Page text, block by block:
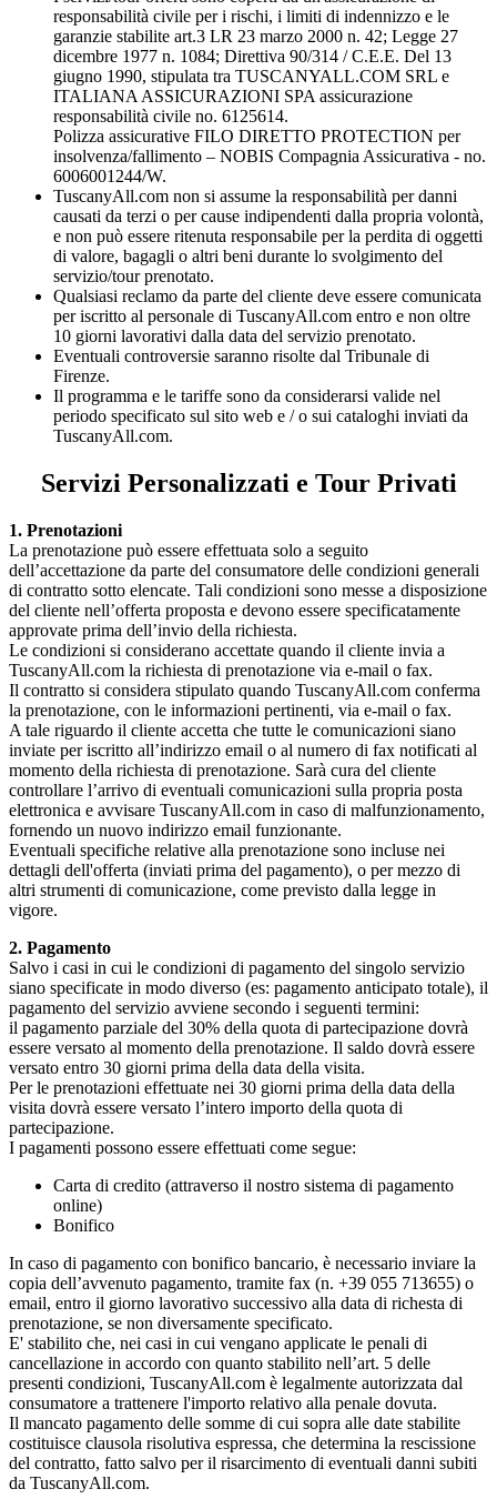
responsabilità civile per i rischi, i limiti di indennizzo e le
garanzie stabilite art.3 LR 23 marzo 2000 n. 42; Legge 27
dicembre 1977 n. 1084; Direttiva 90/314 / C.E.E. Del 13
giugno 1990, stipulata tra TUSCANYALL.COM SRL e
ITALIANA ASSICURAZIONI SPA assicurazione
responsabilità civile no. 6125614.
Polizza assicurative FILO DIRETTO PROTECTION per
insolvenza/fallimento – NOBIS Compagnia Assicurativa - no.
6006001244/W.
TuscanyAll.com non si assume la responsabilità per danni
causati da terzi o per cause indipendenti dalla propria volontà,
e non può essere ritenuta responsabile per la perdita di oggetti
di valore, bagagli o altri beni durante lo svolgimento del
servizio/tour prenotato.
Qualsiasi reclamo da parte del cliente deve essere comunicata
per iscritto al personale di TuscanyAll.com entro e non oltre
10 giorni lavorativi dalla data del servizio prenotato.
Eventuali controversie saranno risolte dal Tribunale di
Firenze.
Il programma e le tariffe sono da considerarsi valide nel
periodo specificato sul sito web e / o sui cataloghi inviati da
TuscanyAll.com.
Servizi Personalizzati e Tour Privati
1. Prenotazioni
La prenotazione può essere effettuata solo a seguito
dell’accettazione da parte del consumatore delle condizioni generali
di contratto sotto elencate. Tali condizioni sono messe a disposizione
del cliente nell’offerta proposta e devono essere specificatamente
approvate prima dell’invio della richiesta.
Le condizioni si considerano accettate quando il cliente invia a
TuscanyAll.com la richiesta di prenotazione via e-mail o fax.
Il contratto si considera stipulato quando TuscanyAll.com conferma
la prenotazione, con le informazioni pertinenti, via e-mail o fax.
A tale riguardo il cliente accetta che tutte le comunicazioni siano
inviate per iscritto all’indirizzo email o al numero di fax notificati al
momento della richiesta di prenotazione. Sarà cura del cliente
controllare l’arrivo di eventuali comunicazioni sulla propria posta
elettronica e avvisare TuscanyAll.com in caso di malfunzionamento,
fornendo un nuovo indirizzo email funzionante.
Eventuali specifiche relative alla prenotazione sono incluse nei
dettagli dell'offerta (inviati prima del pagamento), o per mezzo di
altri strumenti di comunicazione, come previsto dalla legge in
vigore.
2. Pagamento
Salvo i casi in cui le condizioni di pagamento del singolo servizio
siano specificate in modo diverso (es: pagamento anticipato totale), il
pagamento del servizio avviene secondo i seguenti termini:
il pagamento parziale del 30% della quota di partecipazione dovrà
essere versato al momento della prenotazione. Il saldo dovrà essere
versato entro 30 giorni prima della data della visita.
Per le prenotazioni effettuate nei 30 giorni prima della data della
visita dovrà essere versato l’intero importo della quota di
partecipazione.
I pagamenti possono essere effettuati come segue:
Carta di credito (attraverso il nostro sistema di pagamento
online)
Bonifico
In caso di pagamento con bonifico bancario, è necessario inviare la
copia dell’avvenuto pagamento, tramite fax (n. +39 055 713655) o
email, entro il giorno lavorativo successivo alla data di richesta di
prenotazione, se non diversamente specificato.
E' stabilito che, nei casi in cui vengano applicate le penali di
cancellazione in accordo con quanto stabilito nell’art. 5 delle
presenti condizioni, TuscanyAll.com è legalmente autorizzata dal
consumatore a trattenere l'importo relativo alla penale dovuta.
Il mancato pagamento delle somme di cui sopra alle date stabilite
costituisce clausola risolutiva espressa, che determina la rescissione
del contratto, fatto salvo per il risarcimento di eventuali danni subiti
da TuscanyAll.com.